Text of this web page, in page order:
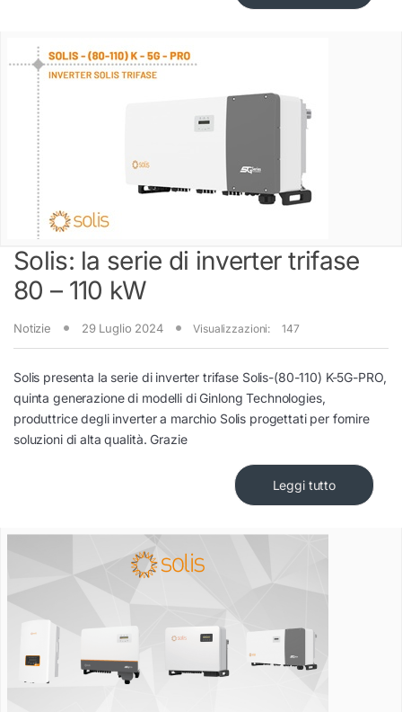
Solis: la serie di inverter trifase
80 – 110 kW
Notizie 29 Luglio 2024 Visualizzazioni: 147
Solis presenta la serie di inverter trifase Solis-(80-110) K-5G-PRO,
quinta generazione di modelli di Ginlong Technologies,
produttrice degli inverter a marchio Solis progettati per fornire
soluzioni di alta qualità. Grazie
Leggi tutto